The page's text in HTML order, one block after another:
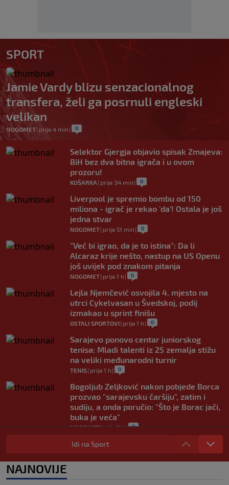
SPORT
Jamie Vardy blizu senzacionalnog
transfera, želi ga posrnuli engleski
velikan
NOGOMET| prije 4 min | 0
Selektor Gjergja objavio spisak Zmajeva:
BiH bez dva bitna igrača i u ovom
prozoru!
KOŠARKA | prije 34 min | 0
Liverpool je spremio bombu od 150
miliona - igrač je rekao 'da'! Ostala je još
jedna stvar
NOGOMET| prije 51 min | 0
"Već bi igrao, da je to istina": Da li
Alcaraz krije nešto, nastup na US Openu
još uvijek pod znakom pitanja
NOGOMET| prije 1 h | 0
Lejla Njemčević osvojila 4. mjesto na
utrci Cykelvasan u Švedskoj, podij
izmakao u sprint finišu
OSTALI SPORTOVI| prije 1 h | 0
Sarajevo ponovo centar juniorskog
tenisa: Mladi talenti iz 25 zemalja stižu
na veliki međunarodni turnir
TENIS| prije 1 h | 0
Bogoljub Zeljković nakon pobjede Borca
prozvao "sarajevsku čaršiju", zatim i
sudiju, a onda poručio: "Što je Borac jači,
buka je veća"
NOGOMET|prije 2 h| 0
Nova kriza potresa FIFA-u: Gianni
Infantino je sada optužen za "obmanu"
0
Idi na Sport
NAJNOVIJE